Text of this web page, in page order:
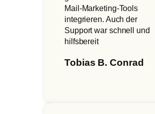
Mail-Marketing-Tools
integrieren. Auch der
Support war schnell und
hilfsbereit
Tobias B. Conrad